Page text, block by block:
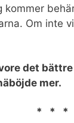
kommer
Om inte
det
mer.
* * *